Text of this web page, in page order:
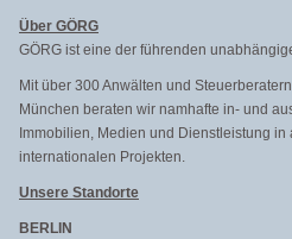
Über GÖRG
GÖRG ist eine der führenden
Mit über 300 Anwälten und
München beraten wir namhafte in- und
Immobilien, Medien und Dienstleistung
internationalen Projekten.
Unsere Standorte
BERLIN